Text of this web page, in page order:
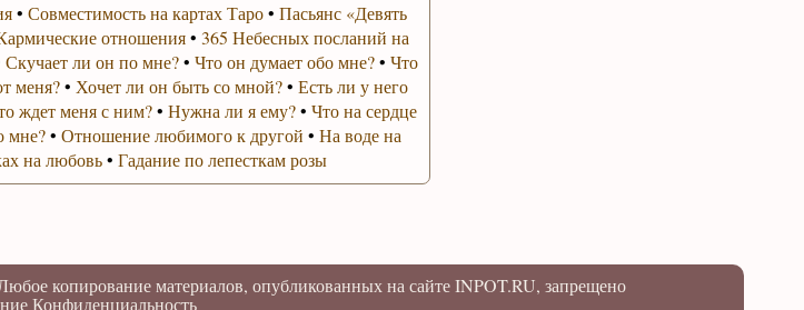
• Совместимость на картах Таро• Пасьянс «Девять
отношения• 365 Небесных посланий на
Скучает ли он по мне?• Что он думает обо мне?• Что
меня?• Хочет ли он быть со мной?• Есть ли у него
ждет меня с ним?• Нужна ли я ему?• Что на сердце
мне?• Отношение любимого к другой • На воде на
на любовь• Гадание по лепесткам розы
копирование материалов, опубликованных на сайте INPOT.RU, запрещено
Конфиденциальность